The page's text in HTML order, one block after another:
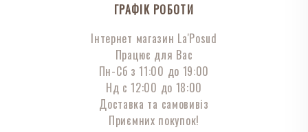
ГРАФІК РОБОТИ
Інтернет магазин La'Posud
Працює для Вас
Пн-Сб з 11:00 до 19:00
Нд с 12:00 до 18:00
Доставка та самовивіз
Приємних покупок!